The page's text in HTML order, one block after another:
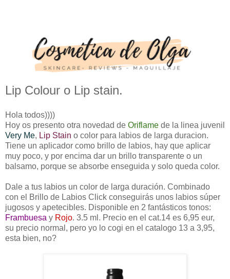
Lip Colour o Lip stain.
Hola todos))))
Hoy os presento otra novedad de Oriflame de la linea juvenil
Very Me, Lip Stain o color para labios de larga duracion.
Tiene un aplicador como brillo de labios, hay que aplicar
muy poco, y por encima dar un brillo transparente o un
balsamo, porque se absorbe enseguida y solo queda color.
Dale a tus labios un color de larga duración. Combinado
con el Brillo de Labios Click conseguirás unos labios súper
jugosos y apetecibles. Disponible en 2 fantásticos tonos:
Frambuesa y Rojo. 3.5 ml. Precio en el cat.14 es 6,95 eur,
su precio normal, pero yo lo cogi en el catalogo 13 a 3,95,
esta bien, no?